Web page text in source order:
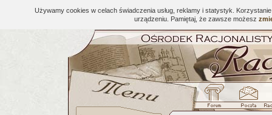
Używamy cookies w celach świadczenia usług, reklamy i statystyk.
urządzeniu. Pamiętaj, że zawsze możesz